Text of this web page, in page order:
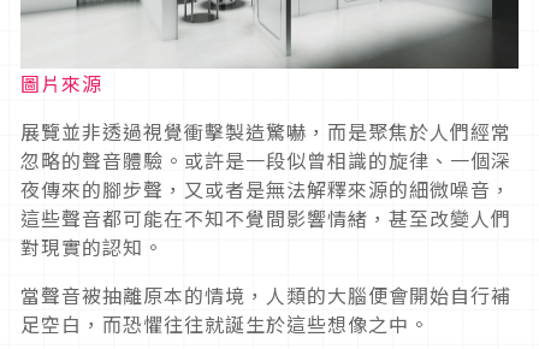
圖片來源
展覽並非透過視覺衝擊製造驚嚇，而是聚焦於人們經常
忽略的聲音體驗。或許是一段似曾相識的旋律、一個深
夜傳來的腳步聲，又或者是無法解釋來源的細微噪音，
這些聲音都可能在不知不覺間影響情緒，甚至改變人們
對現實的認知。
當聲音被抽離原本的情境，人類的大腦便會開始自行補
足空白，而恐懼往往就誕生於這些想像之中。